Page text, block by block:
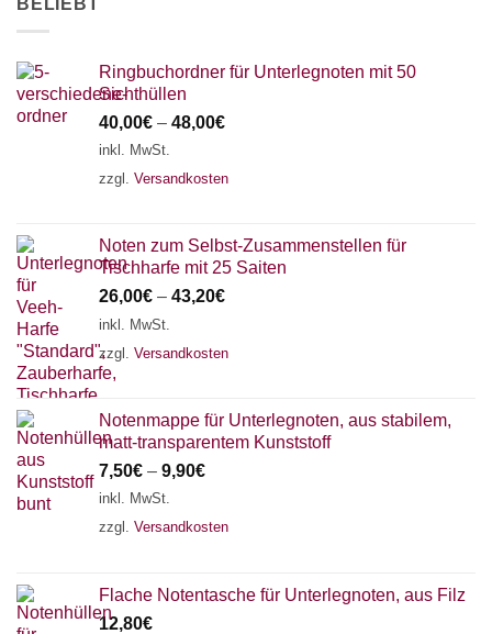
BELIEBT
Ringbuchordner für Unterlegnoten mit 50
Sichthüllen
40,00€ – 48,00€
inkl. MwSt.
zzgl. Versandkosten
Noten zum Selbst-Zusammenstellen für
Tischharfe mit 25 Saiten
26,00€ – 43,20€
inkl. MwSt.
zzgl. Versandkosten
Notenmappe für Unterlegnoten, aus stabilem,
matt-transparentem Kunststoff
7,50€ – 9,90€
inkl. MwSt.
zzgl. Versandkosten
Flache Notentasche für Unterlegnoten, aus Filz
12,80€